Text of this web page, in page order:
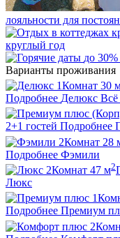
лояльности для
круглый год
до 30%
Варианты проживания
1Комнат 30
Подробнее Делюкс
2+1 гостей Подробнее
2Комнат 28
Подробнее Фэмили
2Комнат 47 м2
Люкс
1
Подробнее Премиум
2